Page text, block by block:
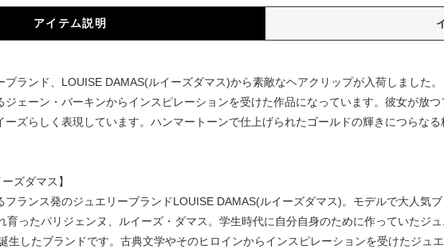
アイテム説明
ブランド、LOUISE DAMAS(ルイーズダマス)から素敵なヘアクリップが入荷しました
ジェーン・バーキンからインスピレーションを受けた作品になっています。彼女が放
ーズらしく表現しています。ハンマートーンで仕上げられたゴールドの輝きにつらな
ズダマス】
フランス発のジュエリーブランドLOUISE DAMAS(ルイーズダマス)。モデルで大人気
育ったパリジェンヌ、ルイーズ・ダマス。学生時代に自分自身のために作っていたジ
生したブランドです。古典文学やそのヒロインからインスピレーションを受けたジュ